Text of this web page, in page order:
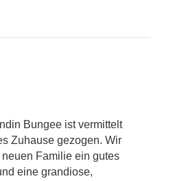
Bungee ist vermittelt
Zuhause gezogen. Wir
Familie ein gutes
eine grandiose,